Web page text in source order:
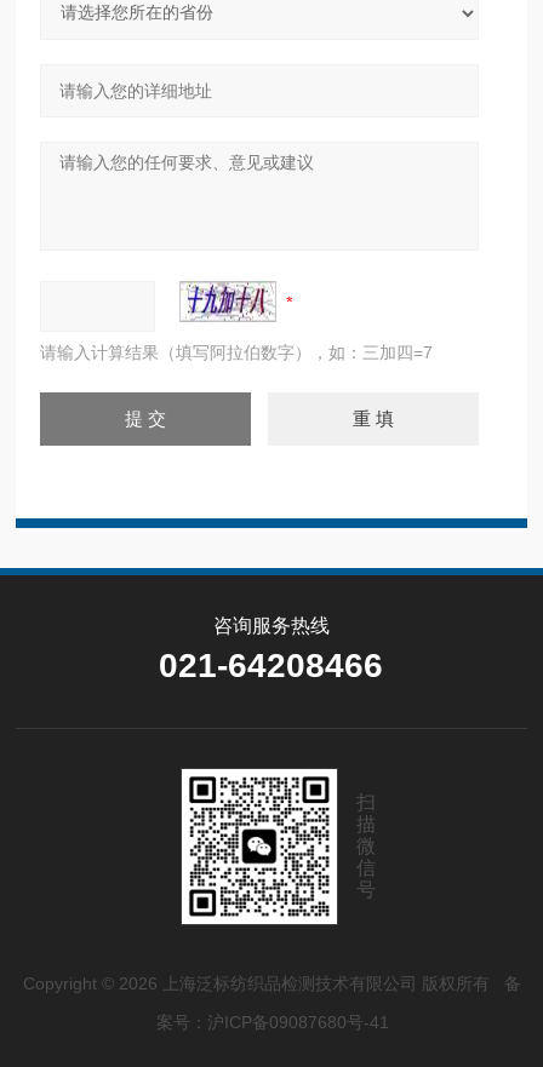
请输入计算结果（填写阿拉伯数字），如：三加四=7
咨询服务热线
021-64208466
扫
描
微
信
号
Copyright © 2026 上海泛标纺织品检测技术有限公司 版权所有 备
案号：沪ICP备09087680号-41